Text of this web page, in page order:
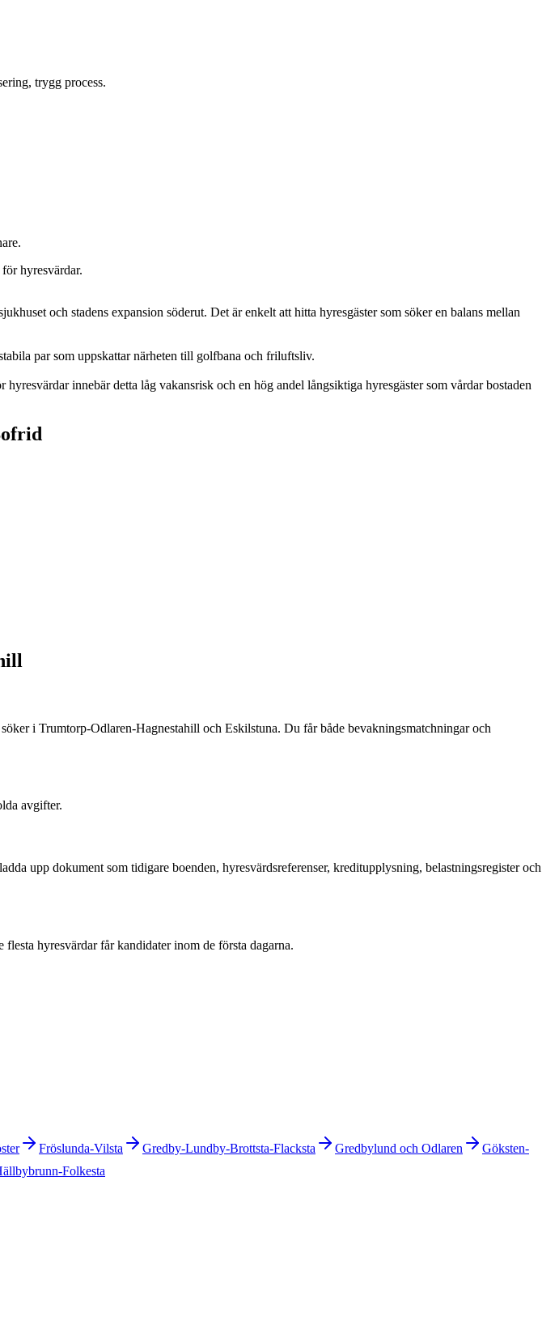
trygg process.
hyresvärdar.
och stadens expansion söderut. Det är enkelt att hitta hyresgäster som söker en balans mellan
par som uppskattar närheten till golfbana och friluftsliv.
innebär detta låg vakansrisk och en hög andel långsiktiga hyresgäster som vårdar bostaden
i Trumtorp-Odlaren-Hagnestahill och Eskilstuna. Du får både bevakningsmatchningar och
avgifter.
upp dokument som tidigare boenden, hyresvärdsreferenser, kreditupplysning, belastningsregister och
hyresvärdar får kandidater inom de första dagarna.
Fröslunda-Vilsta Gredby-Lundby-Brottsta-Flacksta Gredbylund och Odlaren
Göksten-
Folkesta